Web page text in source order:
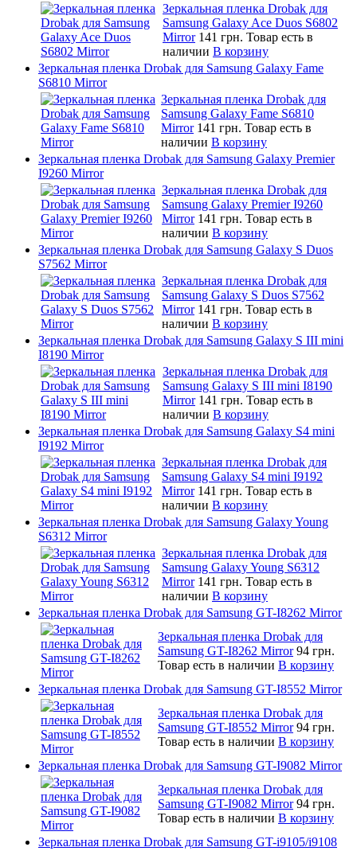
Зеркальная пленка Drobak для
Samsung Galaxy Ace Duos S6802
Mirror 141 грн. Товар есть в
наличии В корзину
Зеркальная пленка Drobak для Samsung Galaxy Fame
S6810 Mirror
Зеркальная пленка Drobak для
Samsung Galaxy Fame S6810
Mirror 141 грн. Товар есть в
наличии В корзину
Зеркальная пленка Drobak для Samsung Galaxy Premier
I9260 Mirror
Зеркальная пленка Drobak для
Samsung Galaxy Premier I9260
Mirror 141 грн. Товар есть в
наличии В корзину
Зеркальная пленка Drobak для Samsung Galaxy S Duos
S7562 Mirror
Зеркальная пленка Drobak для
Samsung Galaxy S Duos S7562
Mirror 141 грн. Товар есть в
наличии В корзину
Зеркальная пленка Drobak для Samsung Galaxy S III mini
I8190 Mirror
Зеркальная пленка Drobak для
Samsung Galaxy S III mini I8190
Mirror 141 грн. Товар есть в
наличии В корзину
Зеркальная пленка Drobak для Samsung Galaxy S4 mini
I9192 Mirror
Зеркальная пленка Drobak для
Samsung Galaxy S4 mini I9192
Mirror 141 грн. Товар есть в
наличии В корзину
Зеркальная пленка Drobak для Samsung Galaxy Young
S6312 Mirror
Зеркальная пленка Drobak для
Samsung Galaxy Young S6312
Mirror 141 грн. Товар есть в
наличии В корзину
Зеркальная пленка Drobak для Samsung GT-I8262 Mirror
Зеркальная пленка Drobak для
Samsung GT-I8262 Mirror 94 грн.
Товар есть в наличии В корзину
Зеркальная пленка Drobak для Samsung GT-I8552 Mirror
Зеркальная пленка Drobak для
Samsung GT-I8552 Mirror 94 грн.
Товар есть в наличии В корзину
Зеркальная пленка Drobak для Samsung GT-I9082 Mirror
Зеркальная пленка Drobak для
Samsung GT-I9082 Mirror 94 грн.
Товар есть в наличии В корзину
Зеркальная пленка Drobak для Samsung GT-i9105/i9108